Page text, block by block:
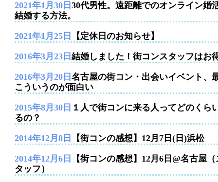
2021年1月30日 30代男性。遠距離でのオンライン婚
結婚する方法。
2021年1月25日 【定休日のお知らせ】
2016年3月23日 結婚しました！街コンスタッフはお
2016年3月20日 名古屋の街コン・出会いイベント、
こういうのが面白い
2015年8月30日 １人で街コンに来る人ってどのくら
るの？
2014年12月8日 【街コンの感想】12月7日(日)浜松
2014年12月6日
【街コンの感想】12月6日@名古屋（
タッフ）